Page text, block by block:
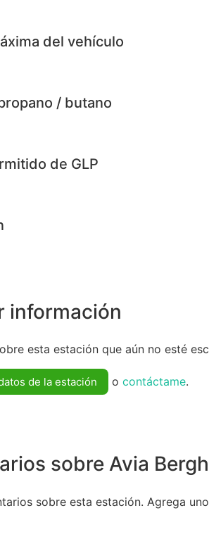
del vehículo
/ butano
de GLP
información
esta estación que aún no esté
de la estación o contáctame.
sobre Avia
sobre esta estación. Agrega